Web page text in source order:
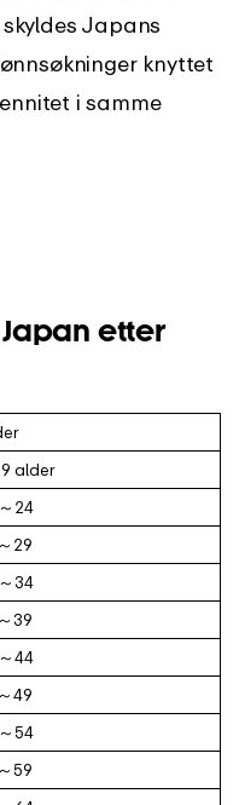
Japans
knyttet
i samme
etter
alder
24
29
34
39
44
49
54
59